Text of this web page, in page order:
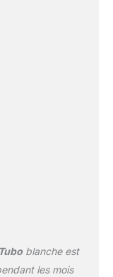
blanche est
les mois